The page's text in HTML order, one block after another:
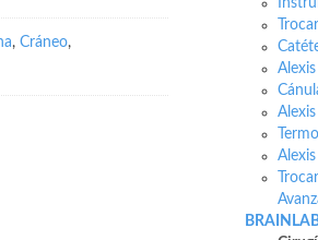
,Cráneo,
Alexis